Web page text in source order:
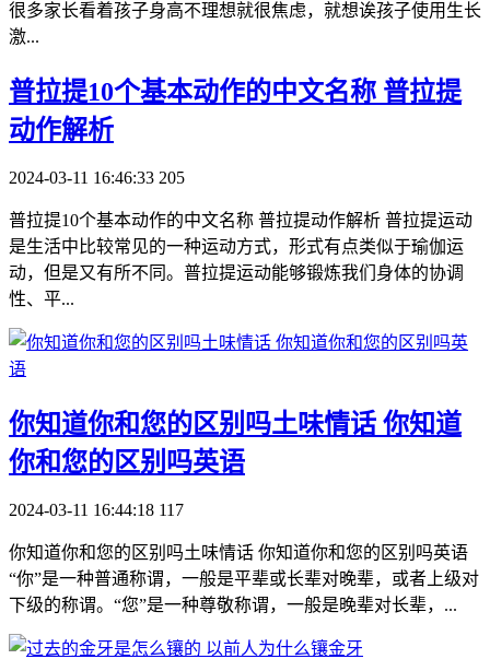
很多家长看着孩子身高不理想就很焦虑，就想诶孩子使用生长
激...
​普拉提10个基本动作的中文名称 普拉提
动作解析
2024-03-11 16:46:33 205
普拉提10个基本动作的中文名称 普拉提动作解析 普拉提运动
是生活中比较常见的一种运动方式，形式有点类似于瑜伽运
动，但是又有所不同。普拉提运动能够锻炼我们身体的协调
性、平...
​你知道你和您的区别吗土味情话 你知道
你和您的区别吗英语
2024-03-11 16:44:18 117
你知道你和您的区别吗土味情话 你知道你和您的区别吗英语
“你”是一种普通称谓，一般是平辈或长辈对晚辈，或者上级对
下级的称谓。“您”是一种尊敬称谓，一般是晚辈对长辈，...